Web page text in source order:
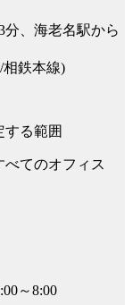
分、海老名駅から
鉄本線)
る範囲
てのオフィス
～8:00